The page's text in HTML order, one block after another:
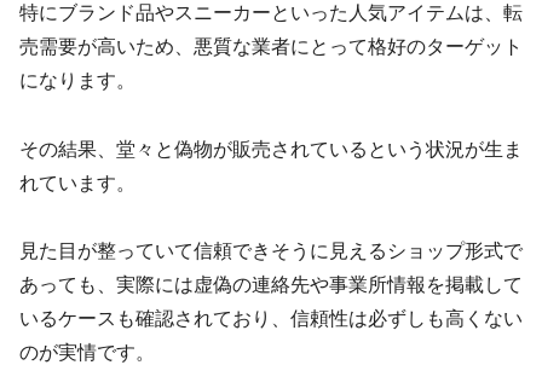
特にブランド品やスニーカーといった人気アイテムは、転
売需要が高いため、悪質な業者にとって格好のターゲット
になります。
その結果、堂々と偽物が販売されているという状況が生ま
れています。
見た目が整っていて信頼できそうに見えるショップ形式で
あっても、実際には虚偽の連絡先や事業所情報を掲載して
いるケースも確認されており、信頼性は必ずしも高くない
のが実情です。